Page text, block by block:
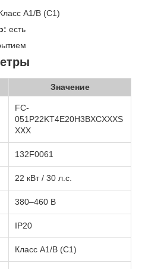
A1/B (C1)
есть
Значение
FC-
051P22KT4E20H3BXCXXXS
XXX
132F0061
22 кВт / 30 л.с.
380–460 В
IP20
Класс A1/B (C1)